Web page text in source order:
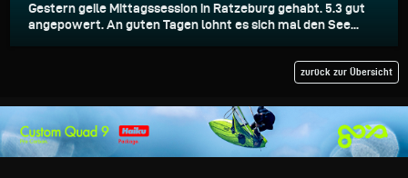
Gestern geile Mittagssession in Ratzeburg gehabt. 5.3 gut
angepowert. An guten Tagen lohnt es sich mal den See...
zurück zur Übersicht